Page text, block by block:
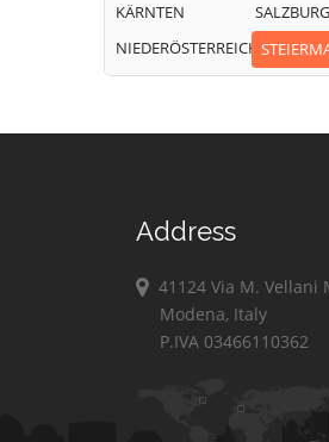
KÄRNTEN
NIEDERÖSTERREICH
SALZBURG
Address
41124 Via M. Vellani
Modena, Italy
P.IVA 03466110362